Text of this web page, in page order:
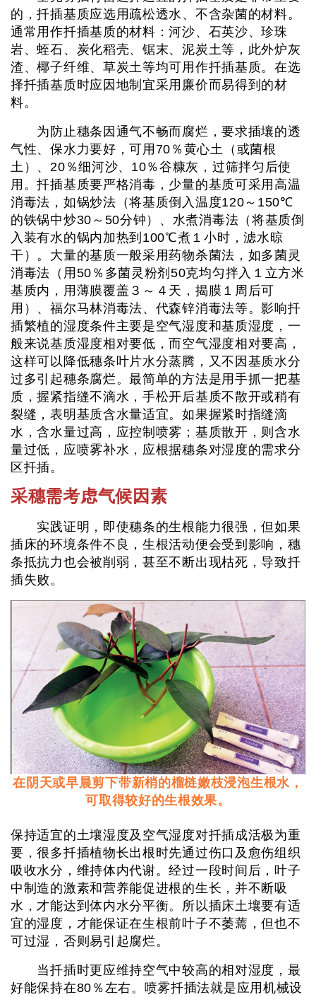
的，扦插基质应选用疏松透水、不含杂菌的材料。
通常用作扦插基质的材料：河沙、石英沙、珍珠
岩、蛭石、炭化稻壳、锯末、泥炭土等，此外炉灰
渣、椰子纤维、草炭土等均可用作扦插基质。在选
择扦插基质时应因地制宜采用廉价而易得到的材
料。
为防止穗条因通气不畅而腐烂，要求插壤的透
气性、保水力要好，可用70％黄心土（或菌根
土）、20％细河沙、10％谷糠灰，过筛拌匀后使
用。扦插基质要严格消毒，少量的基质可采用高温
消毒法，如锅炒法（将基质倒入温度120～150℃
的铁锅中炒30～50分钟）、水煮消毒法（将基质倒
入装有水的锅内加热到100℃煮１小时，滤水晾
干）。大量的基质一般采用药物杀菌法，如多菌灵
消毒法（用50％多菌灵粉剂50克均匀拌入１立方米
基质内，用薄膜覆盖３～４天，揭膜１周后可
用）、福尔马林消毒法、代森锌消毒法等。影响扦
插繁植的湿度条件主要是空气湿度和基质湿度，一
般来说基质湿度相对要低，而空气湿度相对要高，
这样可以降低穗条叶片水分蒸腾，又不因基质水分
过多引起穗条腐烂。最简单的方法是用手抓一把基
质，握紧指缝不滴水，手松开后基质不散开或稍有
裂缝，表明基质含水量适宜。如果握紧时指缝滴
水，含水量过高，应控制喷雾；基质散开，则含水
量过低，应喷雾补水，应根据穗条对湿度的需求分
区扦插。
采穗需考虑气候因素
实践证明，即使穗条的生根能力很强，但如果
插床的环境条件不良，生根活动便会受到影响，穗
条抵抗力也会被削弱，甚至不断出现枯死，导致扦
插失败。
在阴天或早晨剪下带新梢的榴梿嫩枝浸泡生根水，
可取得较好的生根效果。
保持适宜的土壤湿度及空气湿度对扦插成活极为重
要，很多扦插植物长出根时先通过伤口及愈伤组织
吸收水分，维持体内代谢。经过一段时间后，叶子
中制造的激素和营养能促进根的生长，并不断吸
水，才能达到体内水分平衡。所以插床土壤要有适
宜的湿度，才能保证在生根前叶子不萎蔫，但也不
可过湿，否则易引起腐烂。
当扦插时更应维持空气中较高的相对湿度，最
好能保持在80％左右。喷雾扦插法就是应用机械设